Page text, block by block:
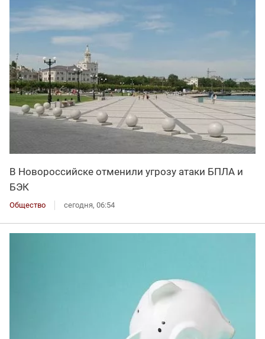
В Новороссийске отменили угрозу атаки БПЛА и
БЭК
Общество сегодня, 06:54